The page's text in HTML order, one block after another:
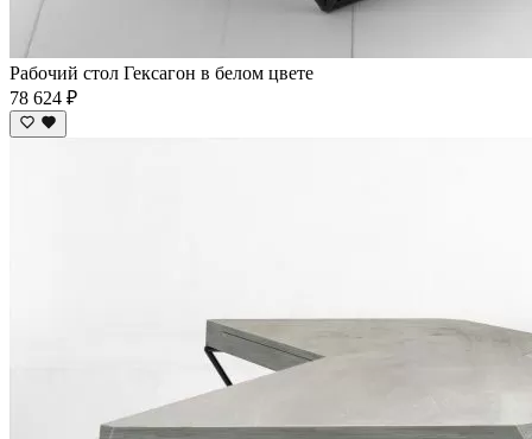
Рабочий стол Гексагон в белом цвете
78 624 ₽